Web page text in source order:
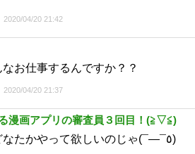
2020/04/20 21:42
お仕事するんですか？？
2020/04/20 21:37
漫画アプリの審査員３回目！(⁠≧⁠▽⁠≦⁠)
掲示委員長をどなたかやって欲しいのじゃ(¯―¯٥)